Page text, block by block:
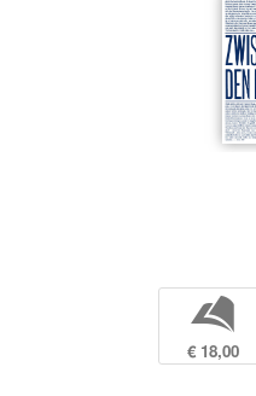
b
€ 18,00